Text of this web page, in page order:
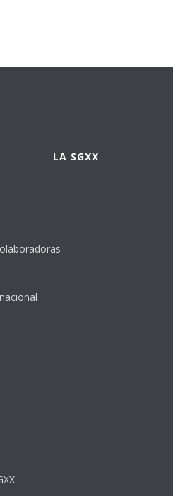
LA SGXX